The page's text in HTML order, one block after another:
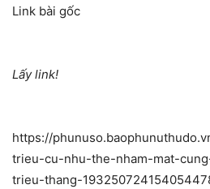
Link bài gốc
Lấy link!
https://
trieu-cu-nhu-the-nham-mat-
trieu-thang-